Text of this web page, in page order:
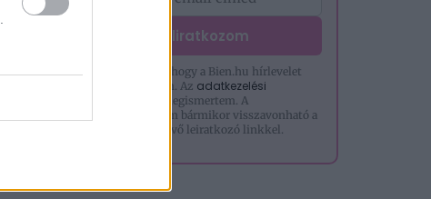
Feliratkozom
Hozzájárulok, hogy a Bien.hu hírlevelet
küldjön nekem. Az adatkezelési
megismertem. A
hozzájárulásom bármikor visszavonható a
levelek alján lévő leiratkozó linkkel.